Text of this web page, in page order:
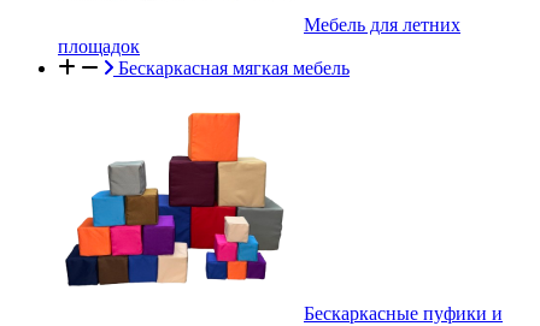
Мебель для летних
площадок
Бескаркасная мягкая мебель
Бескаркасные пуфики и